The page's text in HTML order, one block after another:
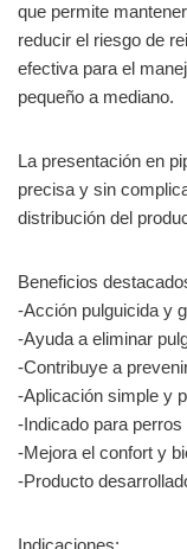
que permite
reducir el riesgo de
efectiva para el
pequeño a mediano.
La presentación en
precisa y sin
distribución del
Beneficios
-Acción pulguicida y
-Ayuda a eliminar
-Contribuye a
-Aplicación simple y
-Indicado para perros
-Mejora el confort y
-Producto